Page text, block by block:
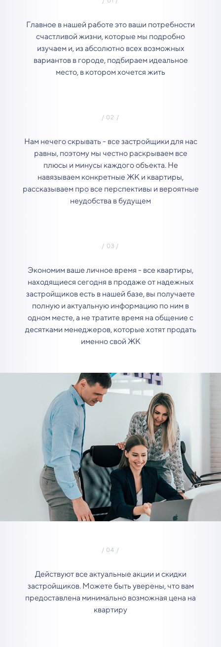
Главное в нашей работе это ваши потребности
счастливой жизни, которые мы подробно
изучаем и, из абсолютно всех возможных
вариантов в городе, подбираем идеальное
место, в котором хочется жить
Нам нечего скрывать - все застройщики для нас
равны, поэтому мы честно раскрываем все
плюсы и минусы каждого объекта. Не
навязываем конкретные ЖК и квартиры,
рассказываем про все перспективы и вероятные
неудобства в будущем
Экономим ваше личное время - все квартиры,
находящиеся сегодня в продаже от надежных
застройщиков есть в нашей базе, вы получаете
полную и актуальную информацию по ним в
одном месте, а не тратите время на общение с
десятками менеджеров, которые хотят продать
именно свой ЖК
Действуют все актуальные акции и скидки
застройщиков. Можете быть уверены, что вам
предоставлена минимально возможная цена на
квартиру